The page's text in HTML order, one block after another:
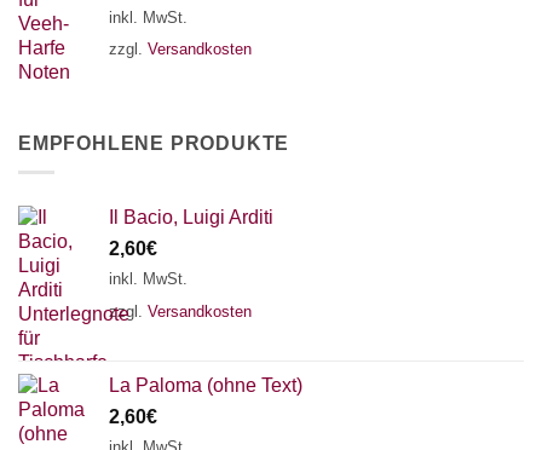
inkl. MwSt.
zzgl. Versandkosten
EMPFOHLENE PRODUKTE
Il Bacio, Luigi Arditi
2,60€
inkl. MwSt.
zzgl. Versandkosten
La Paloma (ohne Text)
2,60€